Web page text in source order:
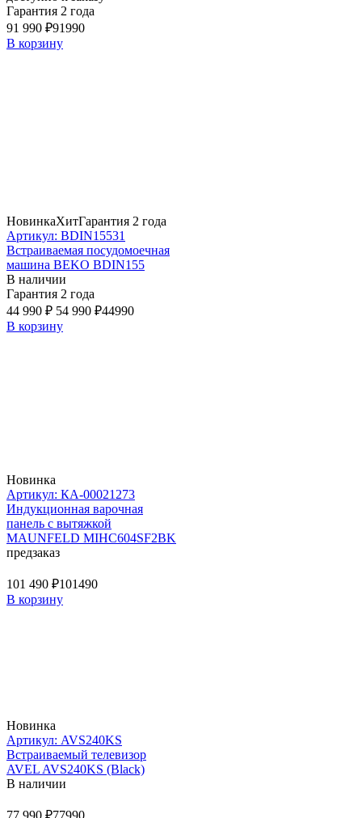
Гарантия 2 года
91 990 ₽91990
В корзину
НовинкаХитГарантия 2 года
Артикул: BDIN15531
Встраиваемая посудомоечная
машина BEKO BDIN155
В наличии
Гарантия 2 года
44 990 ₽ 54 990 ₽44990
В корзину
Новинка
Артикул: КА-00021273
Индукционная варочная
панель с вытяжкой
MAUNFELD MIHC604SF2BK
предзаказ
101 490 ₽101490
В корзину
Новинка
Артикул: AVS240KS
Встраиваемый телевизор
AVEL AVS240KS (Black)
В наличии